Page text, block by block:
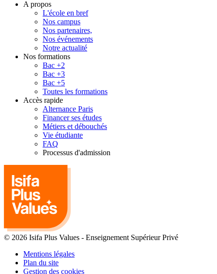
A propos
L'école en bref
Nos campus
Nos partenaires,
Nos événements
Notre actualité
Nos formations
Bac +2
Bac +3
Bac +5
Toutes les formations
Accès rapide
Alternance Paris
Financer ses études
Métiers et débouchés
Vie étudiante
FAQ
Processus d'admission
© 2026 Isifa Plus Values - Enseignement Supérieur Privé
Mentions légales
Plan du site
Gestion des cookies